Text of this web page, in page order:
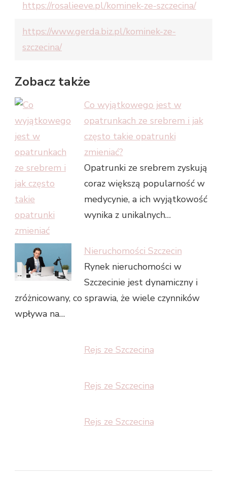
https://rosalieeve.pl/kominek-ze-szczecina/
https://www.gerda.biz.pl/kominek-ze-
szczecina/
Zobacz także
Co wyjątkowego jest w
opatrunkach ze srebrem i jak
często takie opatrunki
zmieniać?
Opatrunki ze srebrem zyskują
coraz większą popularność w
medycynie, a ich wyjątkowość
wynika z unikalnych…
Nieruchomości Szczecin
Rynek nieruchomości w
Szczecinie jest dynamiczny i
zróżnicowany, co sprawia, że wiele czynników
wpływa na…
Rejs ze Szczecina
Rejs ze Szczecina
Rejs ze Szczecina